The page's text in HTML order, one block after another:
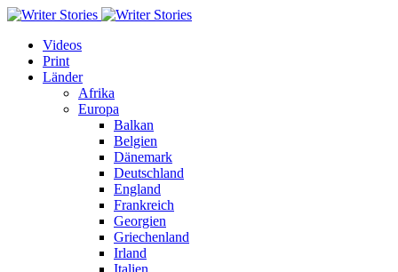
Videos
Print
Länder
Afrika
Europa
Balkan
Belgien
Dänemark
Deutschland
England
Frankreich
Georgien
Griechenland
Irland
Italien